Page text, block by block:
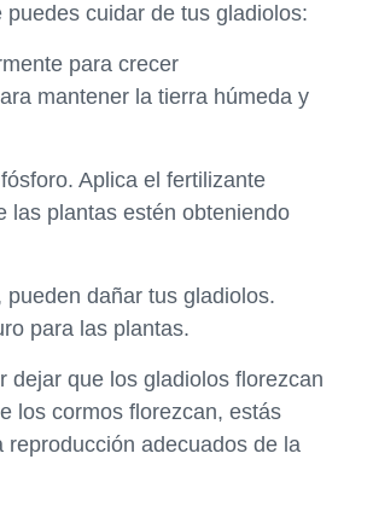
cuidar de tus gladiolos:
para crecer
mantener la tierra húmeda y
Aplica el fertilizante
las plantas estén obteniendo
dañar tus gladiolos.
para las plantas.
dejar que los gladiolos florezcan
los cormos florezcan, estás
adecuados de la